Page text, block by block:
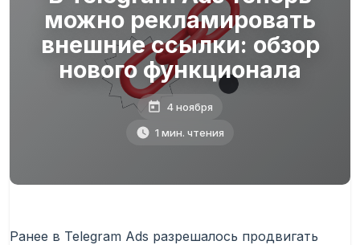
можно рекламировать
внешние ссылки: обзор
нового функционала
4 ноября
1 мин. чтения
Ранее в Telegram Ads разрешалось продвигать